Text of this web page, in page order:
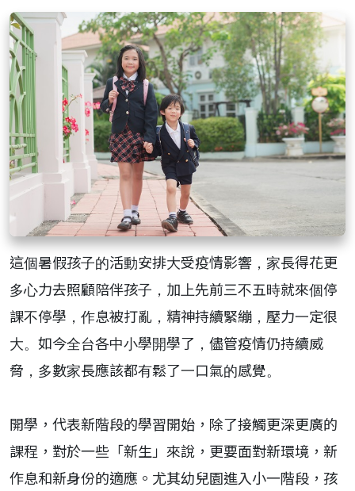
這個暑假孩子的活動安排大受疫情影響，家長得花更
多心力去照顧陪伴孩子，加上先前三不五時就來個停
課不停學，作息被打亂，精神持續緊繃，壓力一定很
大。如今全台各中小學開學了，儘管疫情仍持續威
脅，多數家長應該都有鬆了一口氣的感覺。
開學，代表新階段的學習開始，除了接觸更深更廣的
課程，對於一些「新生」來說，更要面對新環境，新
作息和新身份的適應。尤其幼兒園進入小一階段，孩